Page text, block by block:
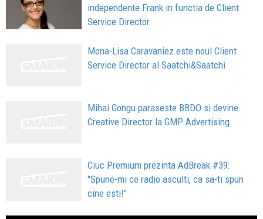
independente Frank in functia de Client
Service Director
Mona-Lisa Caravaniez este noul Client
Service Director al Saatchi&Saatchi
Mihai Gongu paraseste BBDO si devine
Creative Director la GMP Advertising
Ciuc Premium prezinta AdBreak #39:
"Spune-mi ce radio asculti, ca sa-ti spun
cine esti!"